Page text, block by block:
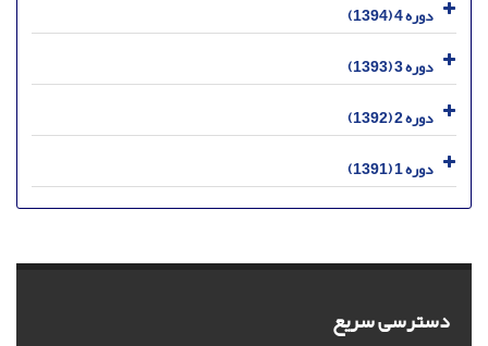
دوره 4 (1394)
دوره 3 (1393)
دوره 2 (1392)
دوره 1 (1391)
دسترسی سریع